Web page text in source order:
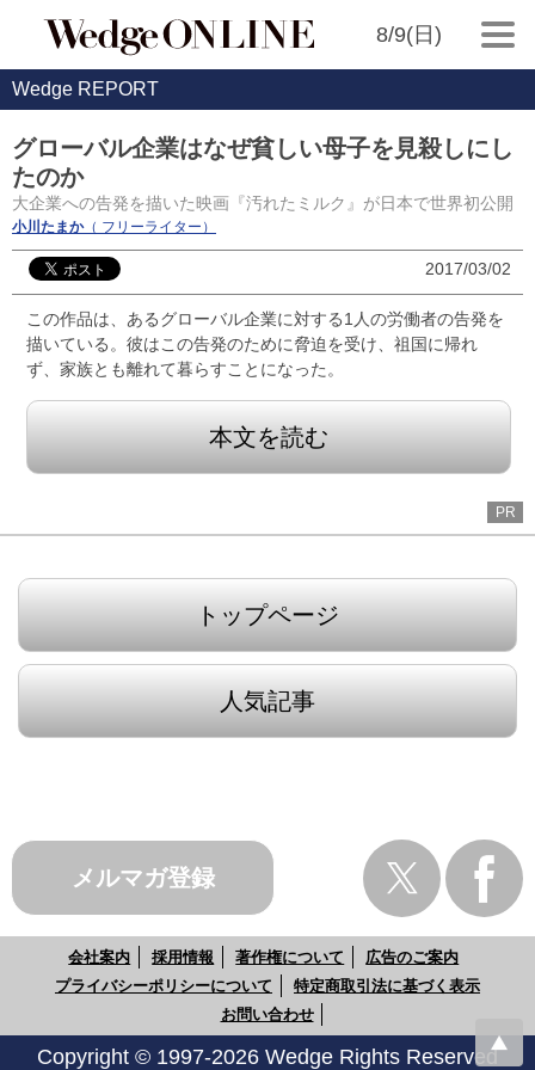
8/9(日)
Wedge REPORT
グローバル企業はなぜ貧しい母子を見殺しにし
たのか
大企業への告発を描いた映画『汚れたミルク』が日本で世界初公開
小川たまか（ フリーライター）
2017/03/02
この作品は、あるグローバル企業に対する1人の労働者の告発を
描いている。彼はこの告発のために脅迫を受け、祖国に帰れ
ず、家族とも離れて暮らすことになった。
本文を読む
PR
トップページ
人気記事
メルマガ登録
会社案内 採用情報 著作権について
広告のご案内
プライバシーポリシーについて
特定商取引法に基づく表示
お問い合わせ
Copyright © 1997-2026 Wedge Rights Reserved